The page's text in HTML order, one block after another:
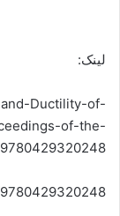
لینک:
Ductility-of-
of-the-